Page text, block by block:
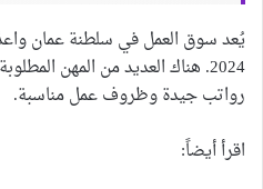
يُعد سوق العمل في سلطنة عمان
2024. هناك العديد من المهن
رواتب جيدة وظروف عمل مناسبة.
اقرأ أيضاً: